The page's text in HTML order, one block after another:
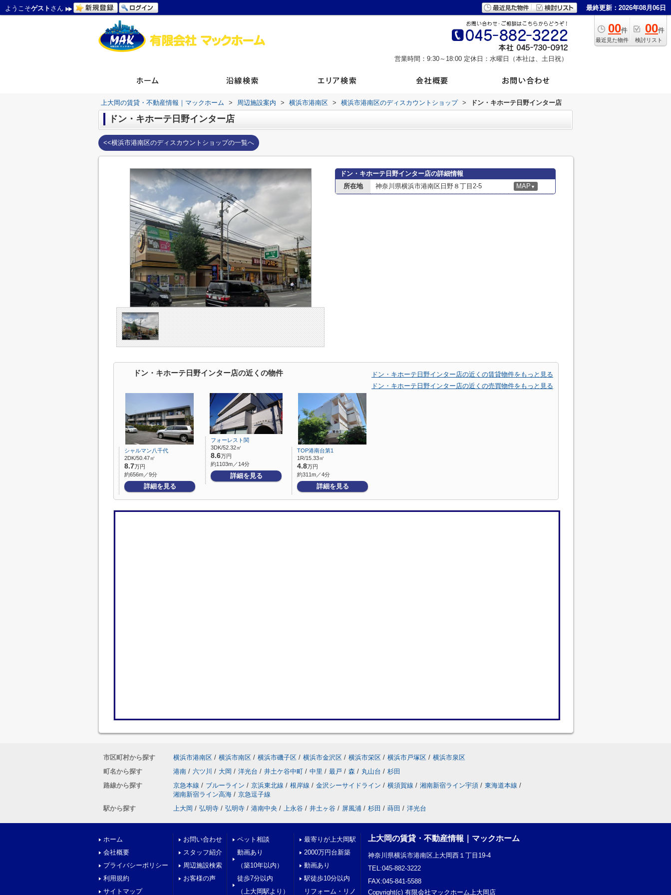
ようこそゲスト さん 最終更新：2026年08月06日
00件
最近見た物件
00件
検討リスト
営業時間：9:30～18:00 定休日：水曜日（本社は、土日祝）
上大岡の賃貸・不動産情報｜マックホーム > 周辺施設案内 > 横浜市港南区 > 横浜市港南区のディスカウントショップ > ドン・キホーテ日野インター店
ドン・キホーテ日野インター店
<<横浜市港南区のディスカウントショップの一覧へ
ドン・キホーテ日野インター店の詳細情報
所在地
神奈川県横浜市港南区日野８丁目2-5 MAP ▼
ドン・キホーテ日野インター店の近くの物件
ドン・キホーテ日野インター店の近くの賃貸物件をもっと見る
ドン・キホーテ日野インター店の近くの売買物件をもっと見る
シャルマン八千代
2DK/50.47㎡
8.7万円
約656m／9分
詳細を見る
フォーレスト関
3DK/52.32㎡
8.6万円
約1103m／14分
詳細を見る
TOP港南台第1
1R/15.33㎡
4.8万円
約311m／4分
詳細を見る
市区町村から探す 横浜市港南区 / 横浜市南区 / 横浜市磯子区 / 横浜市金沢区 / 横浜市栄区 / 横浜市戸塚区 / 横浜市泉区
町名から探す
港南 / 六ツ川 / 大岡 / 洋光台 / 井土ケ谷中町 / 中里 / 最戸 / 森 / 丸山台 / 杉田
路線から探す
京急本線 / ブルーライン / 京浜東北線 / 根岸線 / 金沢シーサイドライン / 横須賀線 / 湘南新宿ライン宇須 / 東海道本線 /
湘南新宿ライン高海 / 京急逗子線
駅から探す
上大岡 / 弘明寺 / 弘明寺 / 港南中央 / 上永谷 / 井土ヶ谷 / 屏風浦 / 杉田 / 蒔田 / 洋光台
ホーム
会社概要
プライバシーポリシー
利用規約
サイトマップ
お問い合わせ
スタッフ紹介
周辺施設検索
お客様の声
ペット相談
動画あり
（築10年以内）
徒歩7分以内
（上大岡駅より）
最寄りが上大岡駅
2000万円台新築
動画あり
駅徒歩10分以内
リフォーム・リノ
上大岡の賃貸・不動産情報｜マックホーム
神奈川県横浜市港南区上大岡西１丁目19-4
TEL:045-882-3222
FAX:045-841-5588
Copyright(c) 有限会社マックホーム上大岡店